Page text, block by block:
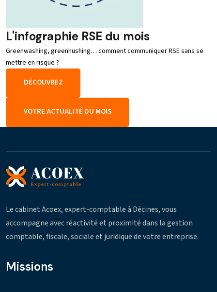
L'infographie RSE du mois
Greenwashing, greenhushing… comment communiquer RSE sans se
mettre en risque ?
DÉCOUVREZ
VOTRE ACTUALITÉ DU MOIS
Le cabinet Acoex, expert-comptable à Décines, vous
accompagne avec réactivité et proximité dans la gestion
comptable, fiscale, sociale et juridique de votre entreprise.
Missions